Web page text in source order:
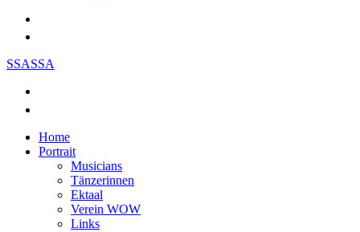
SSASSA
Home
Portrait
Musicians
Tänzerinnen
Ektaal
Verein WOW
Links